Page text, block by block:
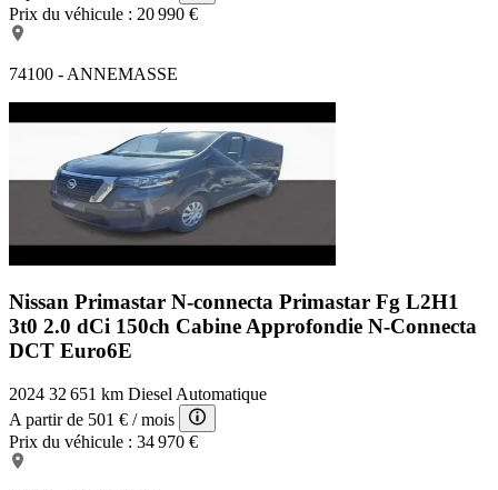
Prix du véhicule : 20 990 €
74100 - ANNEMASSE
Nissan Primastar N-connecta Primastar Fg L2H1
3t0 2.0 dCi 150ch Cabine Approfondie N-Connecta
DCT Euro6E
2024 32 651 km Diesel Automatique
A partir de 501 € / mois
Prix du véhicule : 34 970 €